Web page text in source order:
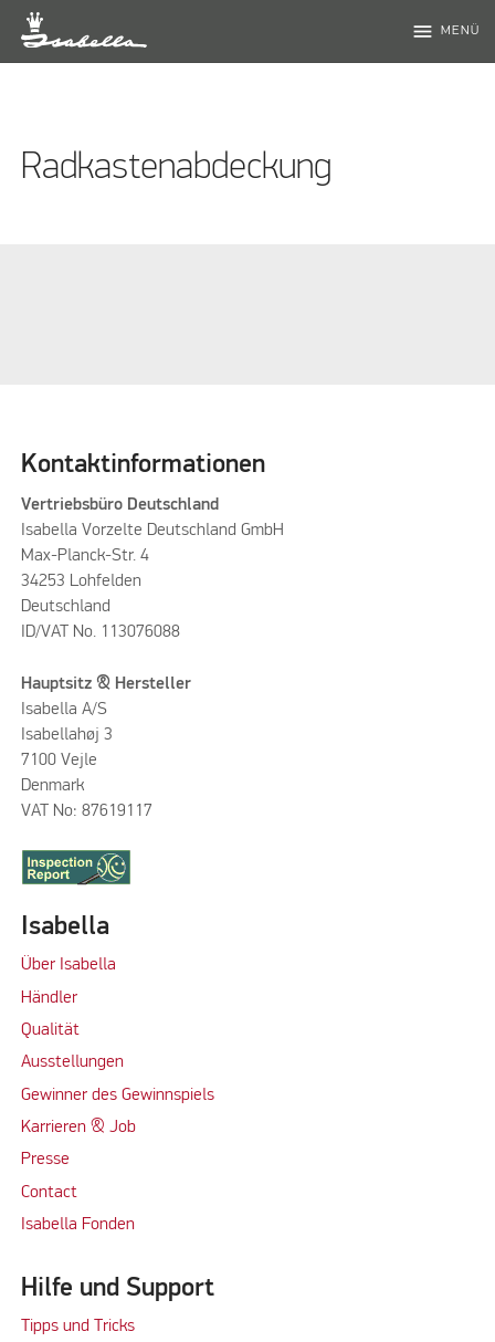
menu MENÜ
Radkastenabdeckung
Kontaktinformationen
Vertriebsbüro Deutschland
Isabella Vorzelte Deutschland GmbH
Max-Planck-Str. 4
34253 Lohfelden
Deutschland
ID/VAT No. 113076088
Hauptsitz & Hersteller
Isabella A/S
Isabellahøj 3
7100 Vejle
Denmark
VAT No: 87619117
Isabella
Über Isabella
Händler
Qualität
Ausstellungen
Gewinner des Gewinnspiels
Karrieren & Job
Presse
Contact
Isabella Fonden
Hilfe und Support
Tipps und Tricks